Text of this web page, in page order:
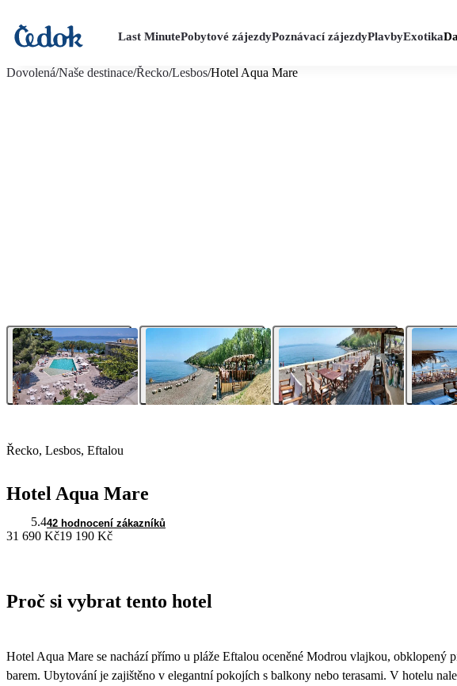
Last MinutePobytové zájezdyPoznávací zájezdyPlavbyExotika
Dovolená/Naše destinace/Řecko/Lesbos/Hotel Aqua Mare
Řecko, Lesbos, Eftalou
Hotel Aqua Mare
5.442 hodnocení zákazníků
31 690 Kč19 190 Kč
Proč si vybrat tento hotel
Hotel Aqua Mare se nachází přímo u pláže Eftalou oceněné Modrou vlajkou, obklopený
barem. Ubytování je zajištěno v elegantní pokojích s balkony nebo terasami. V hotelu